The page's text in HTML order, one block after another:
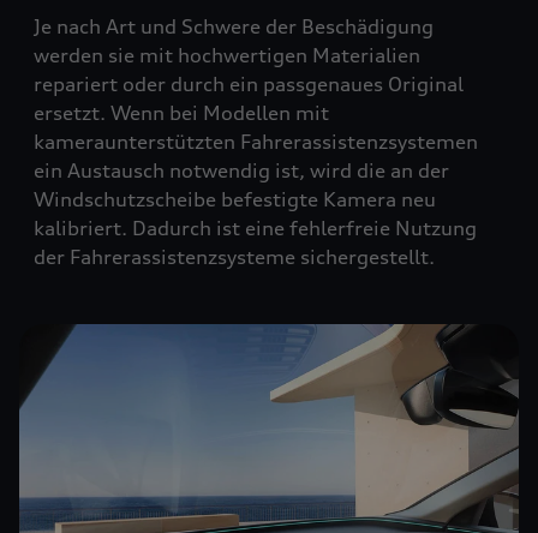
Je nach Art und Schwere der Beschädigung
werden sie mit hochwertigen Materialien
repariert oder durch ein passgenaues Original
ersetzt. Wenn bei Modellen mit
kameraunterstützten Fahrerassistenzsystemen
ein Austausch notwendig ist, wird die an der
Windschutzscheibe befestigte Kamera neu
kalibriert. Dadurch ist eine fehlerfreie Nutzung
der Fahrerassistenzsysteme sichergestellt.